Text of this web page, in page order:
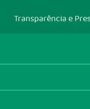
Transparência e